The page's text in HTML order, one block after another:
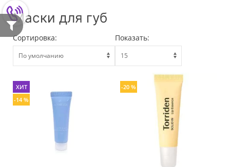
Маски для губ
Сортировка: Показать:
ХИТ
-14 %
-20 %